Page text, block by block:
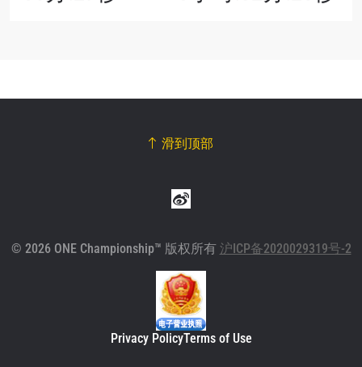
滑到顶部
© 2026 ONE Championship™ 版权所有 沪ICP备2020029319号-2
Privacy PolicyTerms of Use